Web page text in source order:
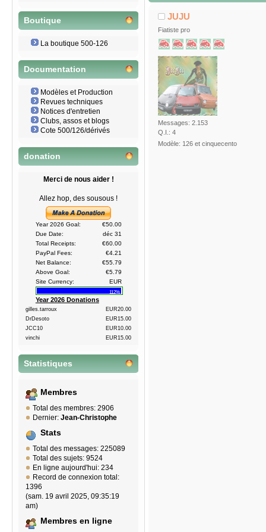
Boutique
La boutique 500-126
Documentation
Modèles et Production
Revues techniques
Notices d'entretien
Clubs, assos et blogs
Cote 500/126/dérivés
donation
Merci de nous aider !
Allez hop, des sousous !
Year 2026 Goal:
€50.00
Due Date:
déc 31
Total Receipts:
€60.00
PayPal Fees:
€4.21
Net Balance:
€55.79
Above Goal:
€5.79
Site Currency:
EUR
112%
Year 2026 Donations
gilles.tarroux
EUR20.00
DrDesoto
EUR15.00
JCC10
EUR10.00
vinchi
EUR15.00
Statistiques
Membres
Total des membres: 2906
Dernier: Jean-Christophe
Stats
Total des messages: 225089
Total des sujets: 9524
En ligne aujourd'hui: 234
Record de connexion total:
1396
(sam. 19 avril 2025, 09:35:19
am)
Membres en ligne
décapage, polisage) (Lu
JUJU
Fiatiste pro
Messages: 2.153
Q.I.: 4
Modèle: 126 et cinquecento